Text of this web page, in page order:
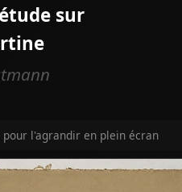
sur
pour l'agrandir en plein écran